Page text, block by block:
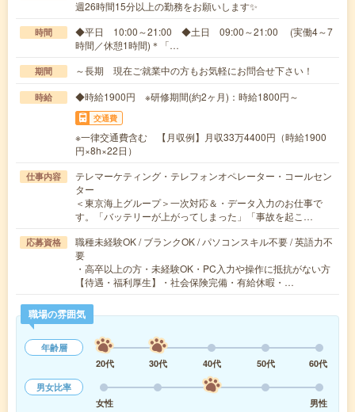
週26時間15分以上の勤務をお願いします✨
時間
◆平日 10:00～21:00 ◆土日 09:00～21:00 (実働4～7
時間／休憩1時間)＊「…
期間 ～長期 現在ご就業中の方もお気軽にお問合せ下さい！
時給 ◆時給1900円 ※研修期間(約2ヶ月)：時給1800円～
交通費
※一律交通費含む 【月収例】月収33万4400円（時給1900
円×8h×22日）
仕事内容
テレマーケティング・テレフォンオペレーター・コールセン
ター
＜東京海上グループ＞一次対応＆・データ入力のお仕事で
す。「バッテリーが上がってしまった」「事故を起こ…
応募資格
職種未経験OK / ブランクOK / パソコンスキル不要 / 英語力不
要
・高卒以上の方・未経験OK・PC入力や操作に抵抗がない方
【待遇・福利厚生】・社会保険完備・有給休暇・…
職場の雰囲気
年齢層
20代
30代 40代 50代
60代
男女比率
女性
男性